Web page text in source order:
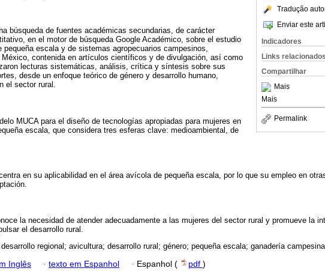
Tradução
Enviar este
Indicadores
Links relacionados
Compartilhar
Mais
Mais
Permalink
búsqueda de fuentes académicas secundarias, de carácter
en el motor de búsqueda Google Académico, sobre el estudio
pequeña escala y de sistemas agropecuarios campesinos,
México, contenida en artículos científicos y de divulgación, así como
lecturas sistemáticas, análisis, crítica y síntesis sobre sus
desde un enfoque teórico de género y desarrollo humano,
el sector rural.
MUCA para el diseño de tecnologías apropiadas para mujeres en
escala, que considera tres esferas clave: medioambiental, de
en su aplicabilidad en el área avícola de pequeña escala, por lo que su empleo en
la necesidad de atender adecuadamente a las mujeres del sector rural y promueve la
el desarrollo rural.
desarrollo regional; avicultura; desarrollo rural; género; pequeña escala; ganadería campesina.
Inglês · texto em Espanhol · Espanhol ( pdf )